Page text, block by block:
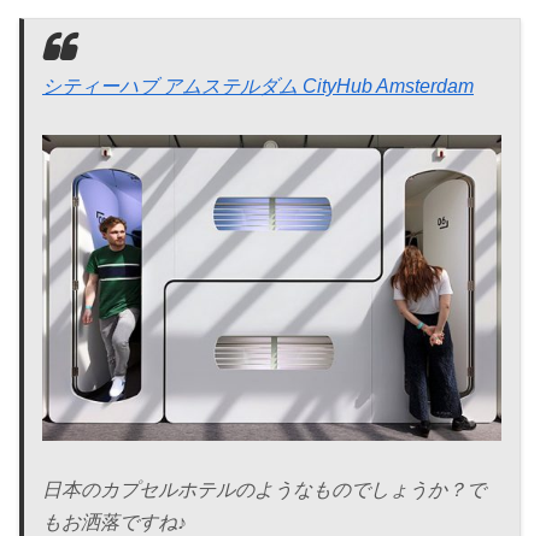
シティーハブ アムステルダム CityHub Amsterdam
日本のカプセルホテルのようなものでしょうか？で
もお洒落ですね♪